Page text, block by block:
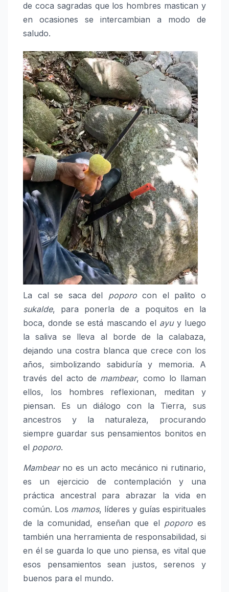
de coca sagradas que los hombres mastican y
en ocasiones se intercambian a modo de
saludo.
La cal se saca del poporocon el palito o
sukalde, para ponerla de a poquitos en la
boca, donde se está mascando el ayu y luego
la saliva se lleva al borde de la calabaza,
dejando una costra blanca que crece con los
años, simbolizando sabiduría y memoria. A
través del acto de mambear, como lo llaman
ellos, los hombres reflexionan, meditan y
piensan. Es un diálogo con la Tierra, sus
ancestros y la naturaleza, procurando
siempre guardar sus pensamientos bonitos en
el poporo.
Mambear no es un acto mecánico ni rutinario,
es un ejercicio de contemplación y una
práctica ancestral para abrazar la vida en
común. Los mamos, líderes y guías espirituales
de la comunidad, enseñan que el poporoes
también una herramienta de responsabilidad, si
en él se guarda lo que uno piensa, es vital que
esos pensamientos sean justos, serenos y
buenos para el mundo.